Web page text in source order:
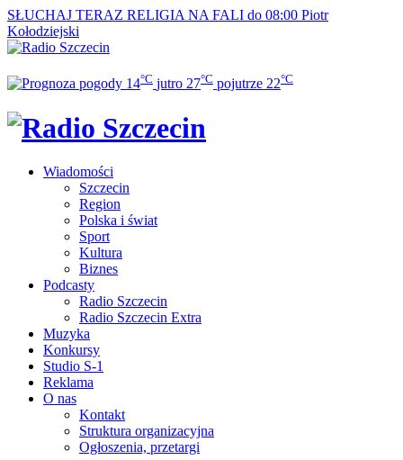
SŁUCHAJ TERAZ RELIGIA NA FALI do 08:00 Piotr
Kołodziejski
14°C jutro 27°C pojutrze 22°C
Wiadomości
Szczecin
Region
Polska i świat
Sport
Kultura
Biznes
Podcasty
Radio Szczecin
Radio Szczecin Extra
Muzyka
Konkursy
Studio S-1
Reklama
O nas
Kontakt
Struktura organizacyjna
Ogłoszenia, przetargi